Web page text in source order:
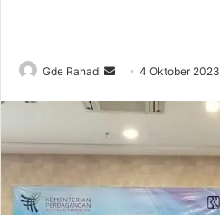
Gde Rahadi
n
a
4 Oktober 2023